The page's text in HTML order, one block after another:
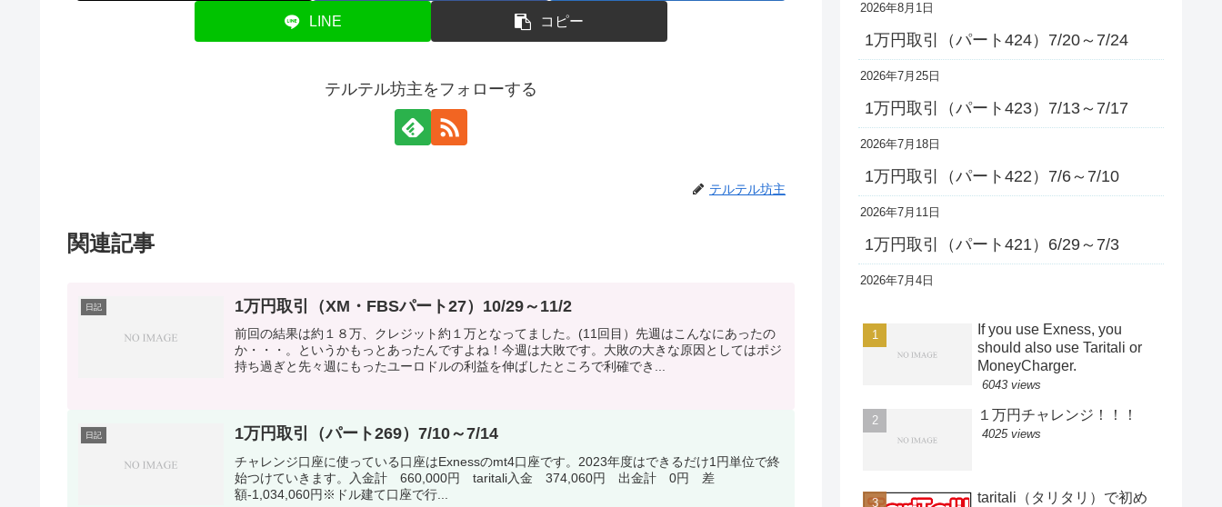
LINE コピー
テルテル坊主をフォローする
テルテル坊主
関連記事
日記 1万円取引（XM・FBSパート27）10/29～11/2
前回の結果は約１８万、クレジット約１万となってました。(11回目）先週はこんなにあったの
か・・・。というかもっとあったんですよね！今週は大敗です。大敗の大きな原因としてはポジ
持ち過ぎと先々週にもったユーロドルの利益を伸ばしたところで利確でき...
日記 1万円取引（パート269）7/10～7/14
チャレンジ口座に使っている口座はExnessのmt4口座です。2023年度はできるだけ1円単位で終
始つけていきます。入金計 660,000円 taritali入金 374,060円 出金計 0円 差
額-1,034,060円※ドル建て口座で行...
2026年8月1日
1万円取引（パート424）7/20～7/24
2026年7月25日
1万円取引（パート423）7/13～7/17
2026年7月18日
1万円取引（パート422）7/6～7/10
2026年7月11日
1万円取引（パート421）6/29～7/3
2026年7月4日
If you use Exness, you
should also use Taritali or
MoneyCharger.
6043 views
１万円チャレンジ！！！
4025 views
taritali（タリタリ）で初め